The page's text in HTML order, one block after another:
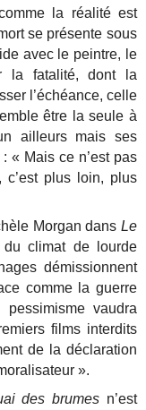
la réalité est
se présente sous
avec le peintre, le
la fatalité, dont la
l’échéance, celle
être la seule à
ailleurs mais ses
« Mais ce n’est pas
plus loin, plus
Morgan dans Le
climat de lourde
démissionnent
comme la guerre
vaudra
films interdits
de la déclaration
».
des brumes n’est